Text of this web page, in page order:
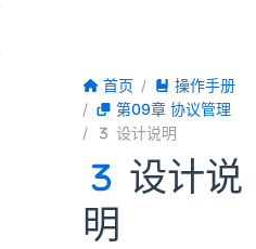
首页
操作手册
第09章 协议管理
设计说明
设计说
明